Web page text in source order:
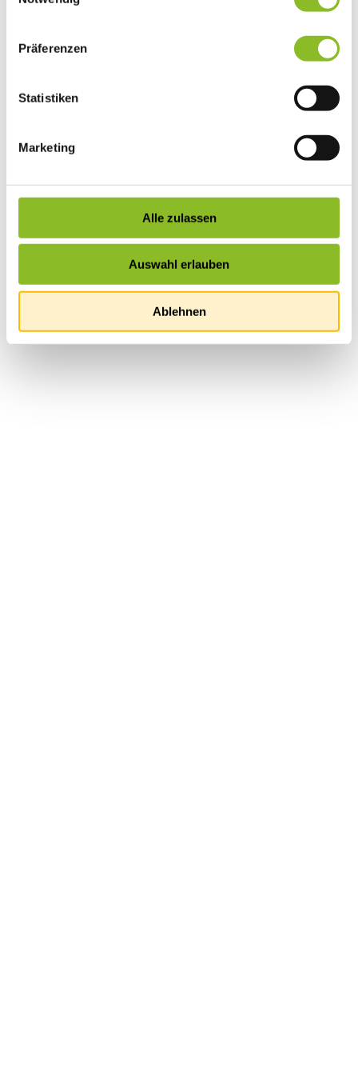
Präferenzen
Statistiken
Marketing
Alle zulassen
Auswahl erlauben
Ablehnen